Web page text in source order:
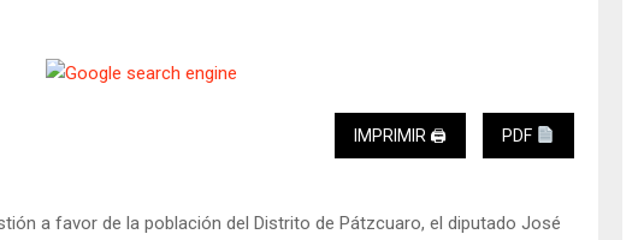
IMPRIMIR 🖨 PDF
a favor de la población del Distrito de Pátzcuaro, el diputado José